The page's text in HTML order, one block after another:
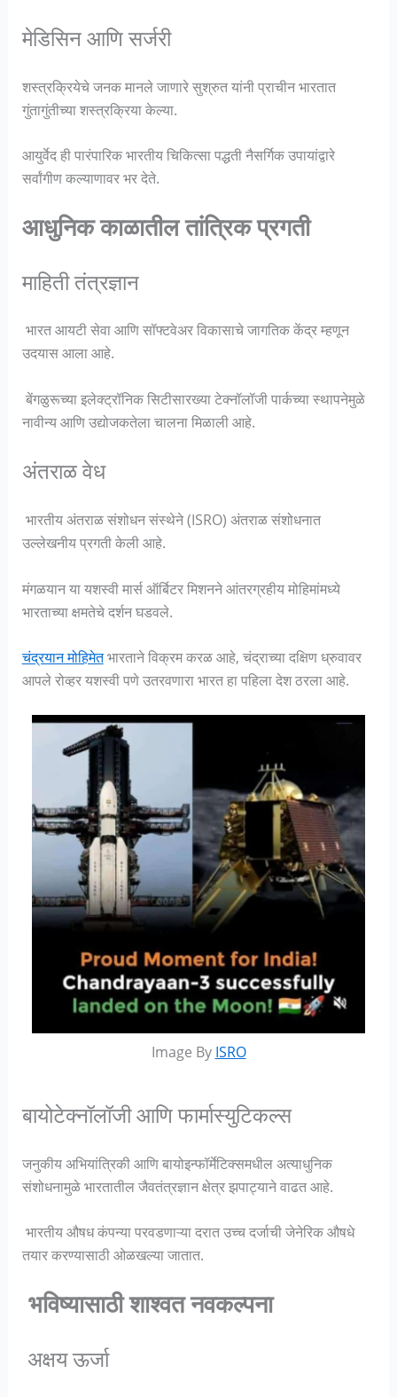
मेडिसिन आणि सर्जरी
शस्त्रक्रियेचे जनक मानले जाणारे सुश्रुत यांनी प्राचीन भारतात
गुंतागुंतीच्या शस्त्रक्रिया केल्या.
आयुर्वेद ही पारंपारिक भारतीय चिकित्सा पद्धती नैसर्गिक उपायांद्वारे
सर्वांगीण कल्याणावर भर देते.
आधुनिक काळातील तांत्रिक प्रगती
माहिती तंत्रज्ञान
भारत आयटी सेवा आणि सॉफ्टवेअर विकासाचे जागतिक केंद्र म्हणून
उदयास आला आहे.
बेंगळुरूच्या इलेक्ट्रॉनिक सिटीसारख्या टेक्नॉलॉजी पार्कच्या स्थापनेमुळे
नावीन्य आणि उद्योजकतेला चालना मिळाली आहे.
अंतराळ वेध
भारतीय अंतराळ संशोधन संस्थेने (ISRO) अंतराळ संशोधनात
उल्लेखनीय प्रगती केली आहे.
मंगळयान या यशस्वी मार्स ऑर्बिटर मिशनने आंतरग्रहीय मोहिमांमध्ये
भारताच्या क्षमतेचे दर्शन घडवले.
चंद्रयान मोहिमेतभारताने विक्रम करळ आहे, चंद्राच्या दक्षिण ध्रुवावर
आपले रोव्हर यशस्वी पणे उतरवणारा भारत हा पहिला देश ठरला आहे.
Image By ISRO
बायोटेक्नॉलॉजी आणि फार्मास्युटिकल्स
जनुकीय अभियांत्रिकी आणि बायोइन्फॉर्मेटिक्समधील अत्याधुनिक
संशोधनामुळे भारतातील जैवतंत्रज्ञान क्षेत्र झपाट्याने वाढत आहे.
भारतीय औषध कंपन्या परवडणाऱ्या दरात उच्च दर्जाची जेनेरिक औषधे
तयार करण्यासाठी ओळखल्या जातात.
भविष्यासाठी शाश्वत नवकल्पना
अक्षय ऊर्जा